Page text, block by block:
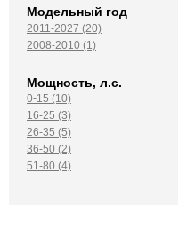
Модельный год
2011-2027 (20)
2008-2010 (1)
Мощность, л.с.
0-15 (10)
16-25 (3)
26-35 (5)
36-50 (2)
51-80 (4)